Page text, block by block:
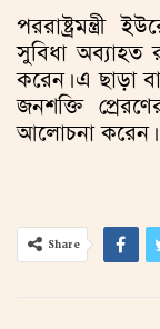
পররাষ্ট্রমন্ত্রী
সুবিধা অব্যাহত
করেন। এ ছাড়া
জনশক্তি
আলোচনা করেন।
Share